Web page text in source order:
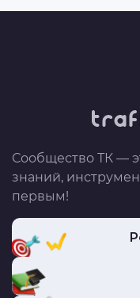
Сообщество ТК —
знаний,
первым!